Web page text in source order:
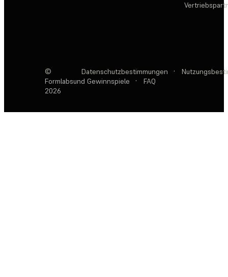
©
Formlabs
2026
Datenschutzbestimmungen ·
und Gewinnspiele
· FAQ